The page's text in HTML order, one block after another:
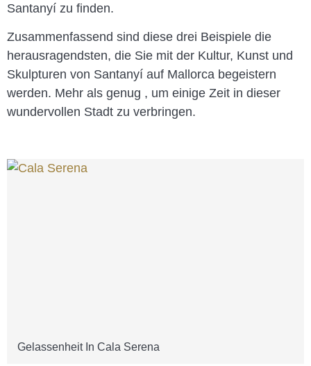
Santanyí zu finden.
Zusammenfassend sind diese drei Beispiele die
herausragendsten, die Sie mit der Kultur, Kunst und
Skulpturen von Santanyí auf Mallorca begeistern
werden. Mehr als genug , um einige Zeit in dieser
wundervollen Stadt zu verbringen.
Gelassenheit In Cala Serena